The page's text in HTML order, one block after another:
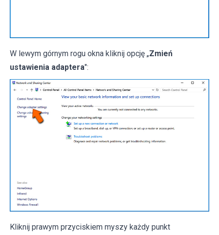
W lewym górnym rogu okna kliknij opcję „Zmień
ustawienia adaptera":
Kliknij prawym przyciskiem myszy każdy punkt